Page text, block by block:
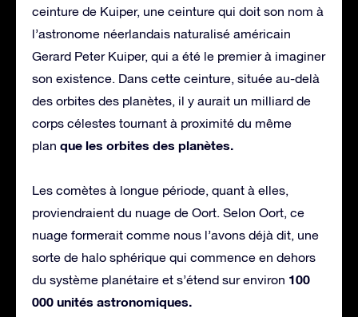
ceinture de Kuiper, une ceinture qui doit son nom à
l’astronome néerlandais naturalisé américain
Gerard Peter Kuiper, qui a été le premier à imaginer
son existence. Dans cette ceinture, située au-delà
des orbites des planètes, il y aurait un milliard de
corps célestes tournant à proximité du même
plan que les orbites des planètes.
Les comètes à longue période, quant à elles,
proviendraient du nuage de Oort. Selon Oort, ce
nuage formerait comme nous l’avons déjà dit, une
sorte de halo sphérique qui commence en dehors
du système planétaire et s’étend sur environ 100
000 unités astronomiques.